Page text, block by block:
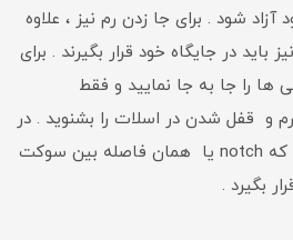
شود . برای جا زدن رم نیز ، علاوه
در جایگاه خود قرار بگیرند . برای
را جا به جا نمایید و فقط
و قفل شدن در اسلات را بشنوید . در
این مورد حتما توجه نمایید که notch یا همان فاصله بین سوکت
بگیرد .